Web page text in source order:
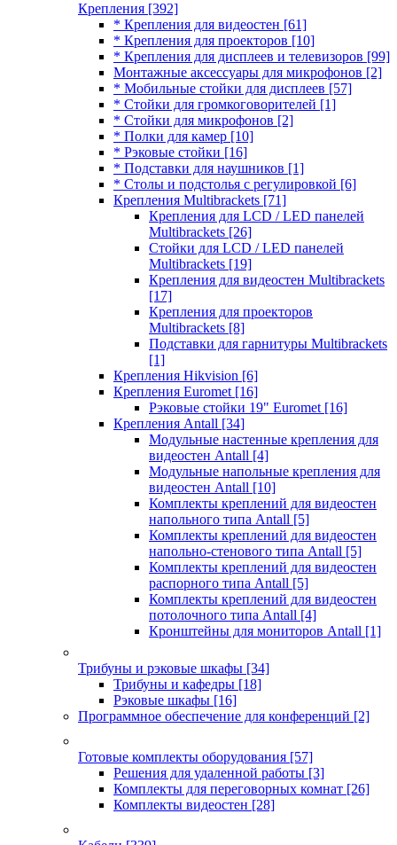
Крепления [392]
* Крепления для видеостен [61]
* Крепления для проекторов [10]
* Крепления для дисплеев и телевизоров [99]
Монтажные аксессуары для микрофонов [2]
* Мобильные стойки для дисплеев [57]
* Стойки для громкоговорителей [1]
* Стойки для микрофонов [2]
* Полки для камер [10]
* Рэковые стойки [16]
* Подставки для наушников [1]
* Столы и подстолья с регулировкой [6]
Крепления Multibrackets [71]
Крепления для LCD / LED панелей
Multibrackets [26]
Стойки для LCD / LED панелей
Multibrackets [19]
Крепления для видеостен Multibrackets
[17]
Крепления для проекторов
Multibrackets [8]
Подставки для гарнитуры Multibrackets
[1]
Крепления Hikvision [6]
Крепления Euromet [16]
Рэковые стойки 19" Euromet [16]
Крепления Antall [34]
Модульные настенные крепления для
видеостен Antall [4]
Модульные напольные крепления для
видеостен Antall [10]
Комплекты креплений для видеостен
напольного типа Antall [5]
Комплекты креплений для видеостен
напольно-стенового типа Antall [5]
Комплекты креплений для видеостен
распорного типа Antall [5]
Комплекты креплений для видеостен
потолочного типа Antall [4]
Кронштейны для мониторов Antall [1]
Трибуны и рэковые шкафы [34]
Трибуны и кафедры [18]
Рэковые шкафы [16]
Программное обеспечение для конференций [2]
Готовые комплекты оборудования [57]
Решения для удаленной работы [3]
Комплекты для переговорных комнат [26]
Комплекты видеостен [28]